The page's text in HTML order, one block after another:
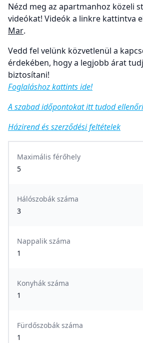
Nézd meg az apartmanhoz közeli
videókat! Videók a linkre kattintva
Mar.
Vedd fel velünk közvetlenül a
érdekében, hogy a legjobb árat
biztosítani!
Foglaláshoz kattints ide!
A szabad időpontokat itt tudod
Házirend és szerződési feltételek
Maximális férőhely
5
Hálószobák száma
3
Nappalik száma
1
Konyhák száma
1
Fürdőszobák száma
1